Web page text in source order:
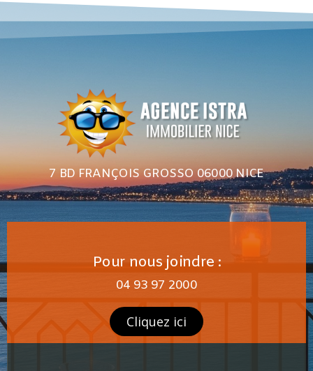
7 BD FRANÇOIS GROSSO 06000 NICE
Pour nous joindre :
04 93 97 2000
Cliquez ici